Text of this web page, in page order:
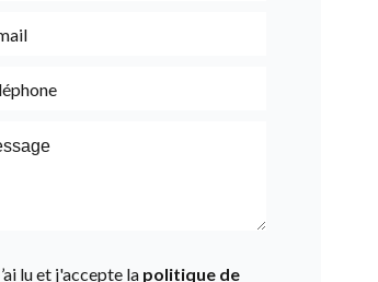
lu et j'accepte la politique de